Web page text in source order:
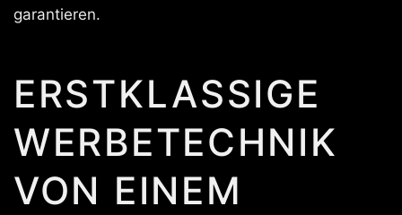
garantieren.
ERSTKLASSIGE
WERBETECHNIK
VON EINEM